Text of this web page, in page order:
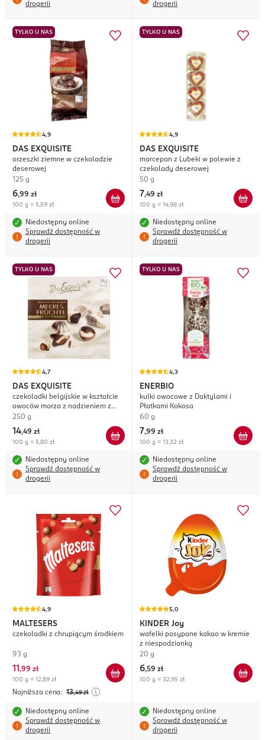
drogerii
drogerii
TYLKO U NAS
4,9
DAS EXQUISITE
orzeszki ziemne w czekoladzie
deserowej
125 g
6,99 zł
100 g = 5,59 zł
Niedostępny online
Sprawdź dostępność w
drogerii
TYLKO U NAS
4,9
DAS EXQUISITE
marcepan z Lubeki w polewie z
czekolady deserowej
50 g
7,49 zł
100 g = 14,98 zł
Niedostępny online
Sprawdź dostępność w
drogerii
TYLKO U NAS
4,7
DAS EXQUISITE
czekoladki belgijskie w kształcie
owoców morza z nadzieniem z
nadzieniem z Orzechów
250 g
14,49 zł
100 g = 5,80 zł
Niedostępny online
Sprawdź dostępność w
drogerii
TYLKO U NAS
4,3
ENERBIO
kulki owocowe z Daktylami i
Płatkami Kokosa
60 g
7,99 zł
100 g = 13,32 zł
Niedostępny online
Sprawdź dostępność w
drogerii
4,9
MALTESERS
czekoladki z chrupiącym środkiem
93 g
11 ,99 zł
100 g = 12,89 zł
Najniższa cena: 13,49 zł
Niedostępny online
Sprawdź dostępność w
drogerii
5,0
KINDER Joy
wafelki posypane kakao w kremie
z niespodzianką
20 g
6,59 zł
100 g = 32,95 zł
Niedostępny online
Sprawdź dostępność w
drogerii